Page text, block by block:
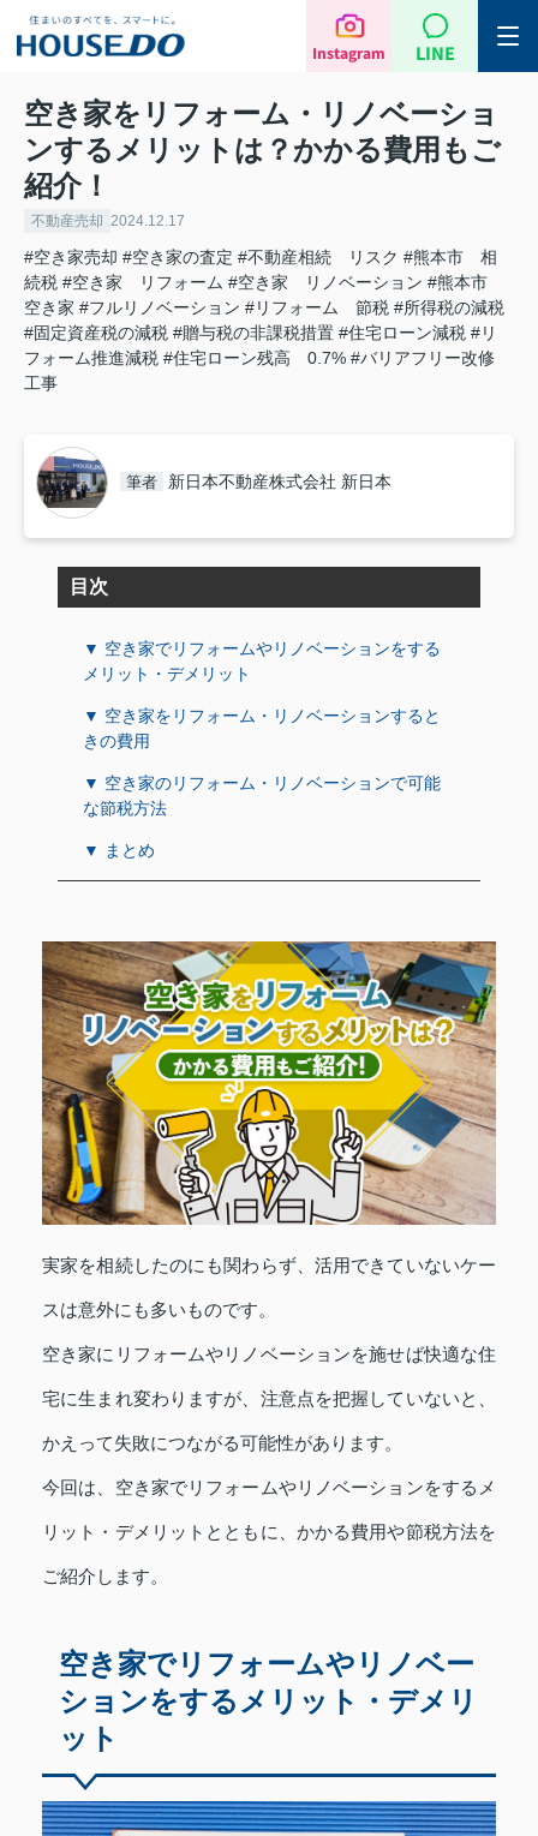
Instagram LINE
空き家をリフォーム・リノベーショ
ンするメリットは？かかる費用もご
紹介！
不動産売却 2024.12.17
#空き家売却 #空き家の査定 #不動産相続 リスク #熊本市 相
続税 #空き家 リフォーム #空き家 リノベーション #熊本市
空き家 #フルリノベーション #リフォーム 節税 #所得税の減税
#固定資産税の減税 #贈与税の非課税措置 #住宅ローン減税 #リ
フォーム推進減税 #住宅ローン残高 0.7% #バリアフリー改修
工事
筆者 新日本不動産株式会社 新日本
目次
▼ 空き家でリフォームやリノベーションをする
メリット・デメリット
▼ 空き家をリフォーム・リノベーションすると
きの費用
▼ 空き家のリフォーム・リノベーションで可能
な節税方法
▼ まとめ
実家を相続したのにも関わらず、活用できていないケー
スは意外にも多いものです。
空き家にリフォームやリノベーションを施せば快適な住
宅に生まれ変わりますが、注意点を把握していないと、
かえって失敗につながる可能性があります。
今回は、空き家でリフォームやリノベーションをするメ
リット・デメリットとともに、かかる費用や節税方法を
ご紹介します。
空き家でリフォームやリノベー
ションをするメリット・デメリ
ット